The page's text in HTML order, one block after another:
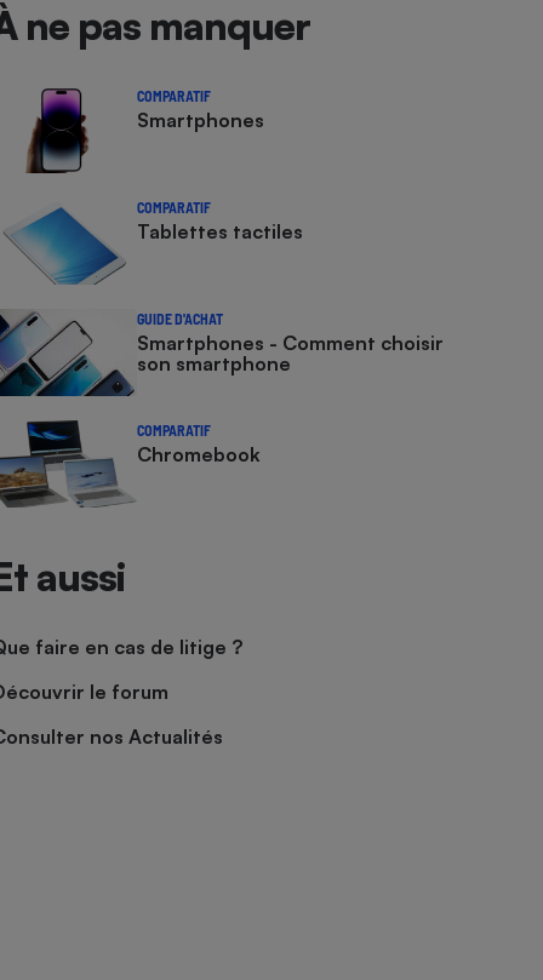
ne pas manquer
COMPARATIF
Smartphones
COMPARATIF
Tablettes tactiles
GUIDE D'ACHAT
Smartphones - Comment choisir
son smartphone
COMPARATIF
Chromebook
aussi
faire en cas de litige ?
le forum
nos Actualités